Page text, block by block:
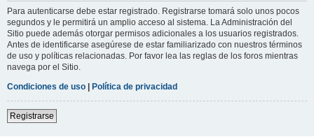
Para autenticarse debe estar registrado. Registrarse tomará solo unos pocos
segundos y le permitirá un amplio acceso al sistema. La Administración del
Sitio puede además otorgar permisos adicionales a los usuarios registrados.
Antes de identificarse asegúrese de estar familiarizado con nuestros términos
de uso y políticas relacionadas. Por favor lea las reglas de los foros mientras
navega por el Sitio.
Condiciones de uso | Política de privacidad
Registrarse